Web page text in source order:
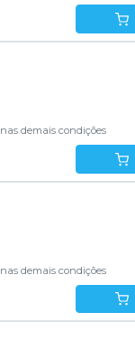
nas demais condições
nas demais condições